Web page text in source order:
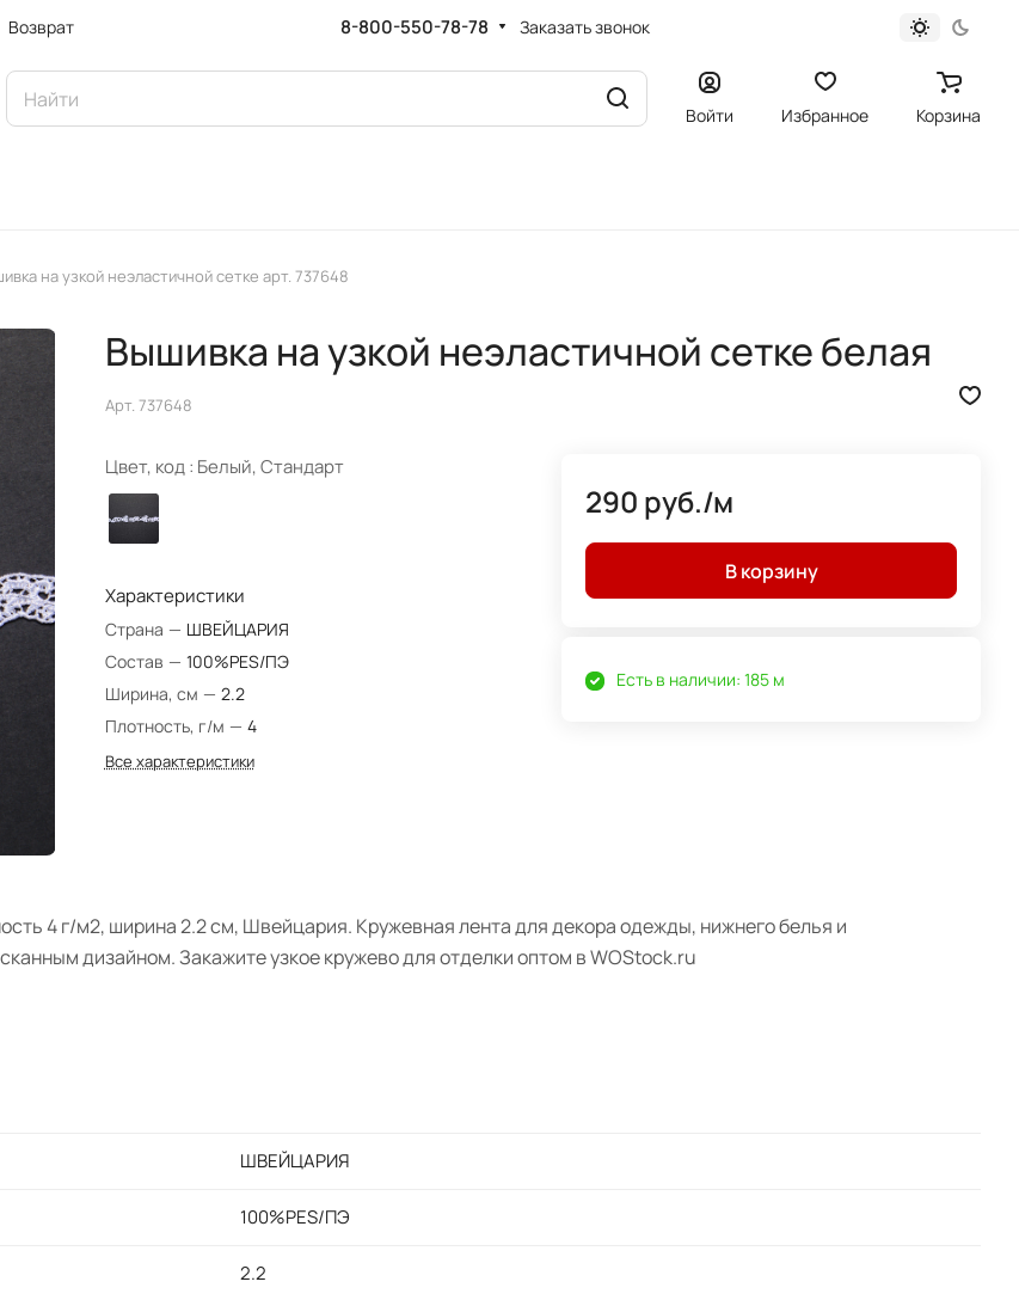
Возврат 8-800-550-78-78 Заказать звонок
Войти Избранное Корзина
на узкой неэластичной сетке арт. 737648
Вышивка на узкой неэластичной сетке белая
Арт. 737648
Цвет, код : Белый, Стандарт
Характеристики
Страна — ШВЕЙЦАРИЯ
Состав — 100%PES/ПЭ
Ширина, см — 2.2
Плотность, г/м — 4
Все характеристики
290 руб./м
В корзину
Есть в наличии: 185 м
4 г/м2, ширина 2.2 см, Швейцария. Кружевная лента для декора одежды, нижнего белья и
дизайном. Закажите узкое кружево для отделки оптом в WOStock.ru
ШВЕЙЦАРИЯ
100%PES/ПЭ
2.2